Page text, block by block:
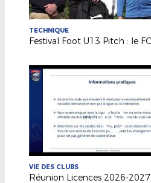
TECHNIQUE
VIE DES CLUBS
Réunion Licences 2026-2027